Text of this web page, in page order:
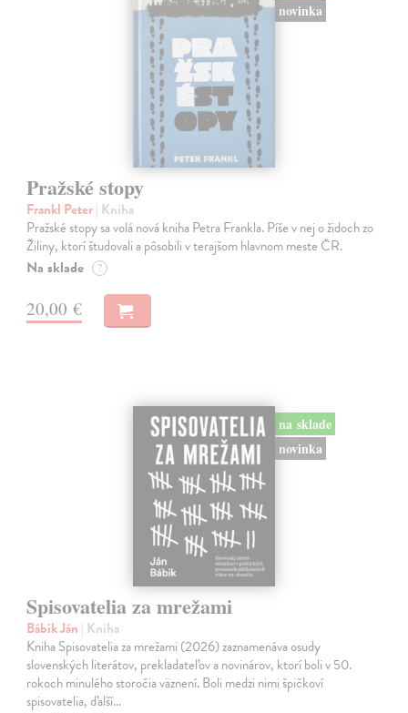
novinka
Pražské stopy
Frankl Peter| Kniha
Pražské stopy sa volá nová kniha Petra Frankla. Píše v nej o židoch zo
Žiliny, ktorí študovali a pôsobili v terajšom hlavnom meste ČR.
Na sklade ?
20,00 €
na sklade
novinka
Spisovatelia za mrežami
Bábik Ján | Kniha
Kniha Spisovatelia za mrežami (2026) zaznamenáva osudy
slovenských literátov, prekladateľov a novinárov, ktorí boli v 50.
rokoch minulého storočia väznení. Boli medzi nimi špičkoví
spisovatelia, ďalší…